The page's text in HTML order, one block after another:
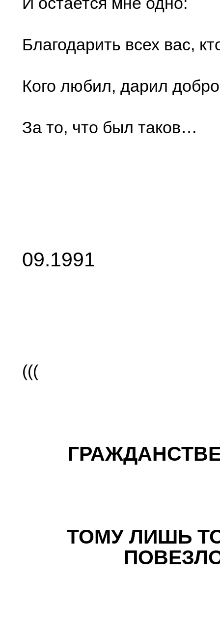
Благодарить всех вас,
Кого любил, дарил
За то, что был таков…
09.1991
(((
ТОМУ ЛИШЬ